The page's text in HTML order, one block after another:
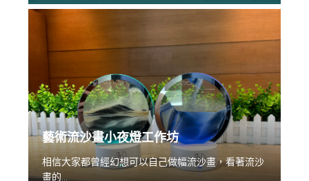
藝術流沙畫小夜燈工作坊
相信大家都曾經幻想可以自己做幅流沙畫，看著流沙
畫的...